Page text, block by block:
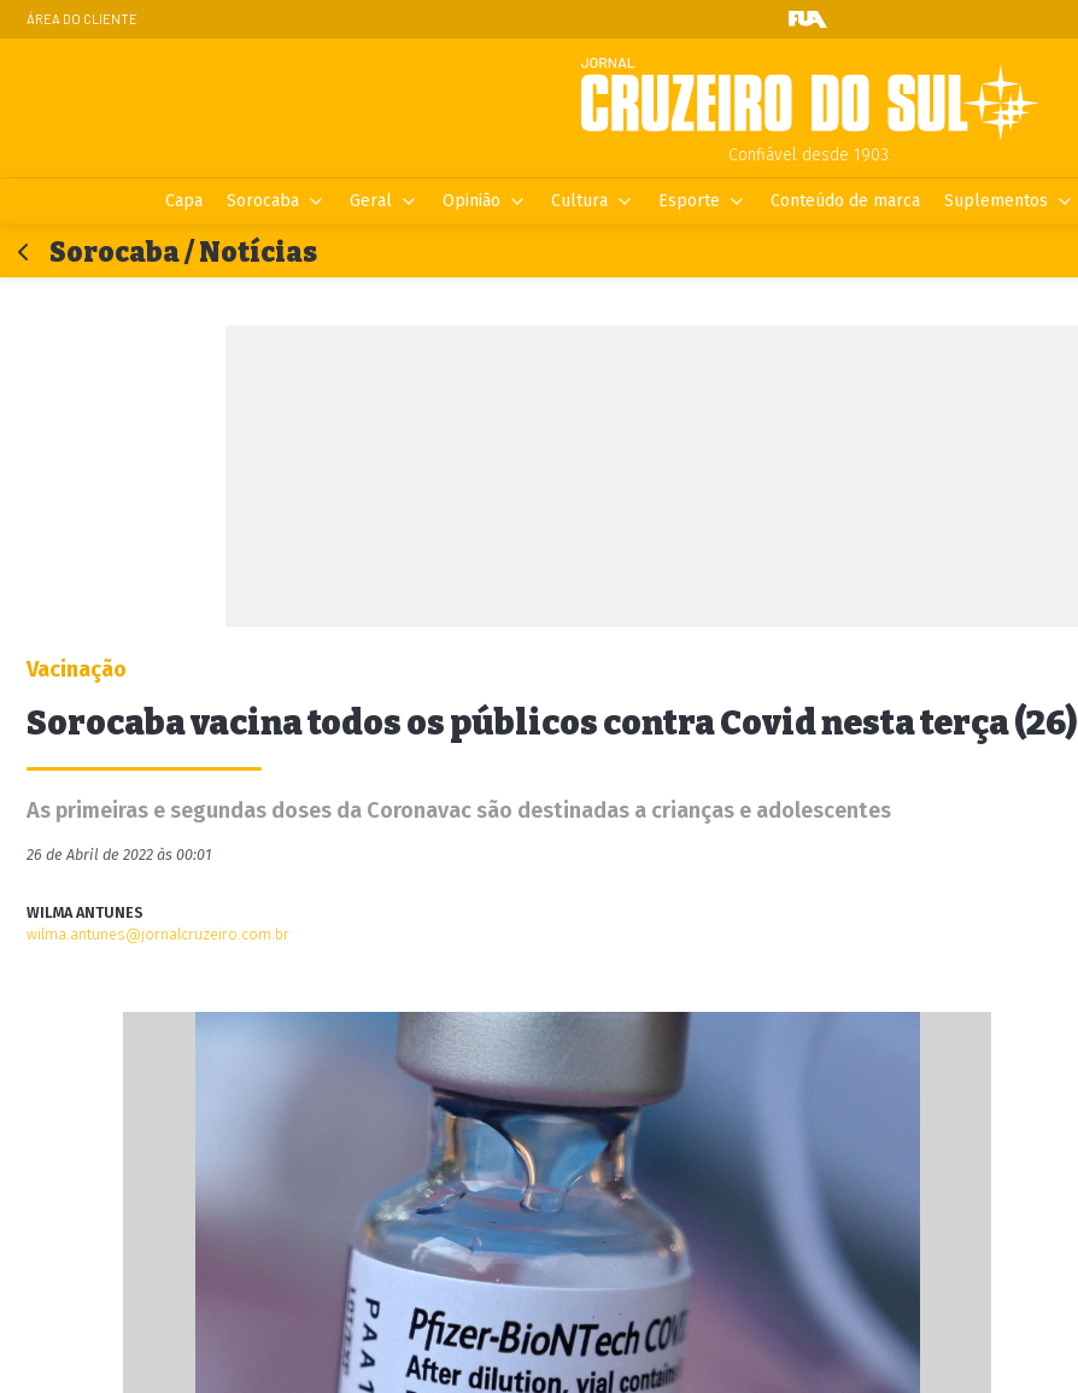
ÁREA DO CLIENTE
Confiável desde 1903.
Capa Sorocaba Geral Opinião Cultura Esporte Conteúdo de marca Suplementos
Sorocaba / Notícias
Vacinação
Sorocaba vacina todos os públicos contra Covid nesta terça (26)
As primeiras e segundas doses da Coronavac são destinadas a crianças e adolescentes
26 de Abril de 2022 às 00:01
WILMA ANTUNES
wilma.antunes@jornalcruzeiro.com.br